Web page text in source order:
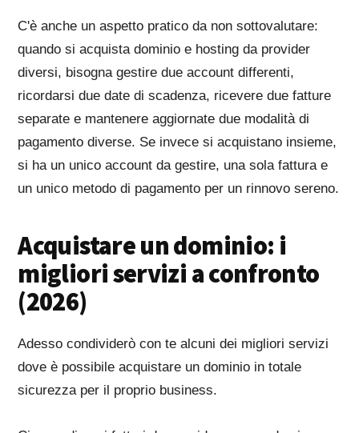
C'è anche un aspetto pratico da non sottovalutare:
quando si acquista dominio e hosting da provider
diversi, bisogna gestire due account differenti,
ricordarsi due date di scadenza, ricevere due fatture
separate e mantenere aggiornate due modalità di
pagamento diverse. Se invece si acquistano insieme,
si ha un unico account da gestire, una sola fattura e
un unico metodo di pagamento per un rinnovo sereno.
Acquistare un dominio: i
migliori servizi a confronto
(2026)
Adesso condividerò con te alcuni dei migliori servizi
dove è possibile acquistare un dominio in totale
sicurezza per il proprio business.